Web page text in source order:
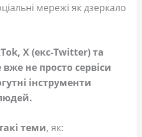
мережі як дзеркало
X (екс-Twitter) та
не просто сервіси
інструменти
теми, як: